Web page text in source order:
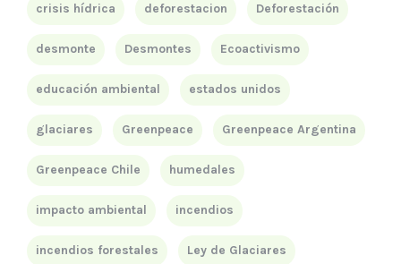
crisis hídrica deforestacion Deforestación
desmonte Desmontes Ecoactivismo
educación ambiental estados unidos
glaciares Greenpeace Greenpeace Argentina
Greenpeace Chile humedales
impacto ambiental incendios
incendios forestales Ley de Glaciares